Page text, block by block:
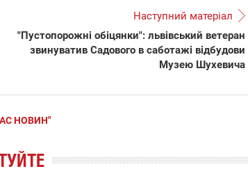
Наступний матеріал
"Пустопорожні обіцянки": львівський ветеран
звинуватив Садового в саботажі відбудови
Музею Шухевича
НОВИН"